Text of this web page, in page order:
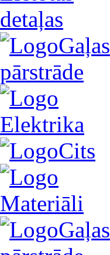
detaļas
Gaļas
pārstrāde
Elektrika
Cits
Materiāli
Gaļas